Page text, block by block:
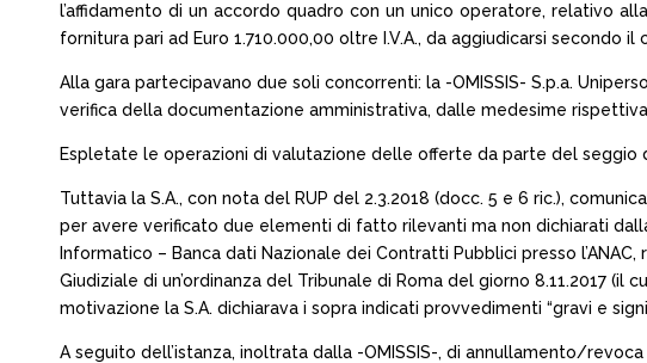
l’affidamento di un accordo quadro con un unico operatore, relativo
fornitura pari ad Euro 1.710.000,00 oltre I.V.A., da aggiudicarsi secondo
Alla gara partecipavano due soli concorrenti: la -OMISSIS- S.p.a.
verifica della documentazione amministrativa, dalle medesime
Espletate le operazioni di valutazione delle offerte da parte del seggio
Tuttavia la S.A., con nota del RUP del 2.3.2018 (docc. 5 e 6 ric.),
per avere verificato due elementi di fatto rilevanti ma non dichiarati
Informatico – Banca dati Nazionale dei Contratti Pubblici presso
Giudiziale di un’ordinanza del Tribunale di Roma del giorno 8.11.2017
motivazione la S.A. dichiarava i sopra indicati provvedimenti “gravi e
A seguito dell’istanza, inoltrata dalla -OMISSIS-, di annullamento/